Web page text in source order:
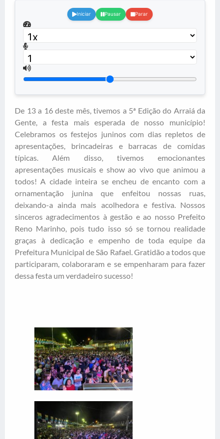
Iniciar Pausar Parar
De 13 a 16 deste mês, tivemos a 5ª Edição do Arraiá da
Gente, a festa mais esperada de nosso município!
Celebramos os festejos juninos com dias repletos de
apresentações, brincadeiras e barracas de comidas
típicas. Além disso, tivemos emocionantes
apresentações musicais e show ao vivo que animou a
todos! A cidade inteira se encheu de encanto com a
ornamentação junina que enfeitou nossas ruas,
deixando-a ainda mais acolhedora e festiva. Nossos
sinceros agradecimentos à gestão e ao nosso Prefeito
Reno Marinho, pois tudo isso só se tornou realidade
graças à dedicação e empenho de toda equipe da
Prefeitura Municipal de São Rafael. Gratidão a todos que
participaram, colaboraram e se empenharam para fazer
dessa festa um verdadeiro sucesso!